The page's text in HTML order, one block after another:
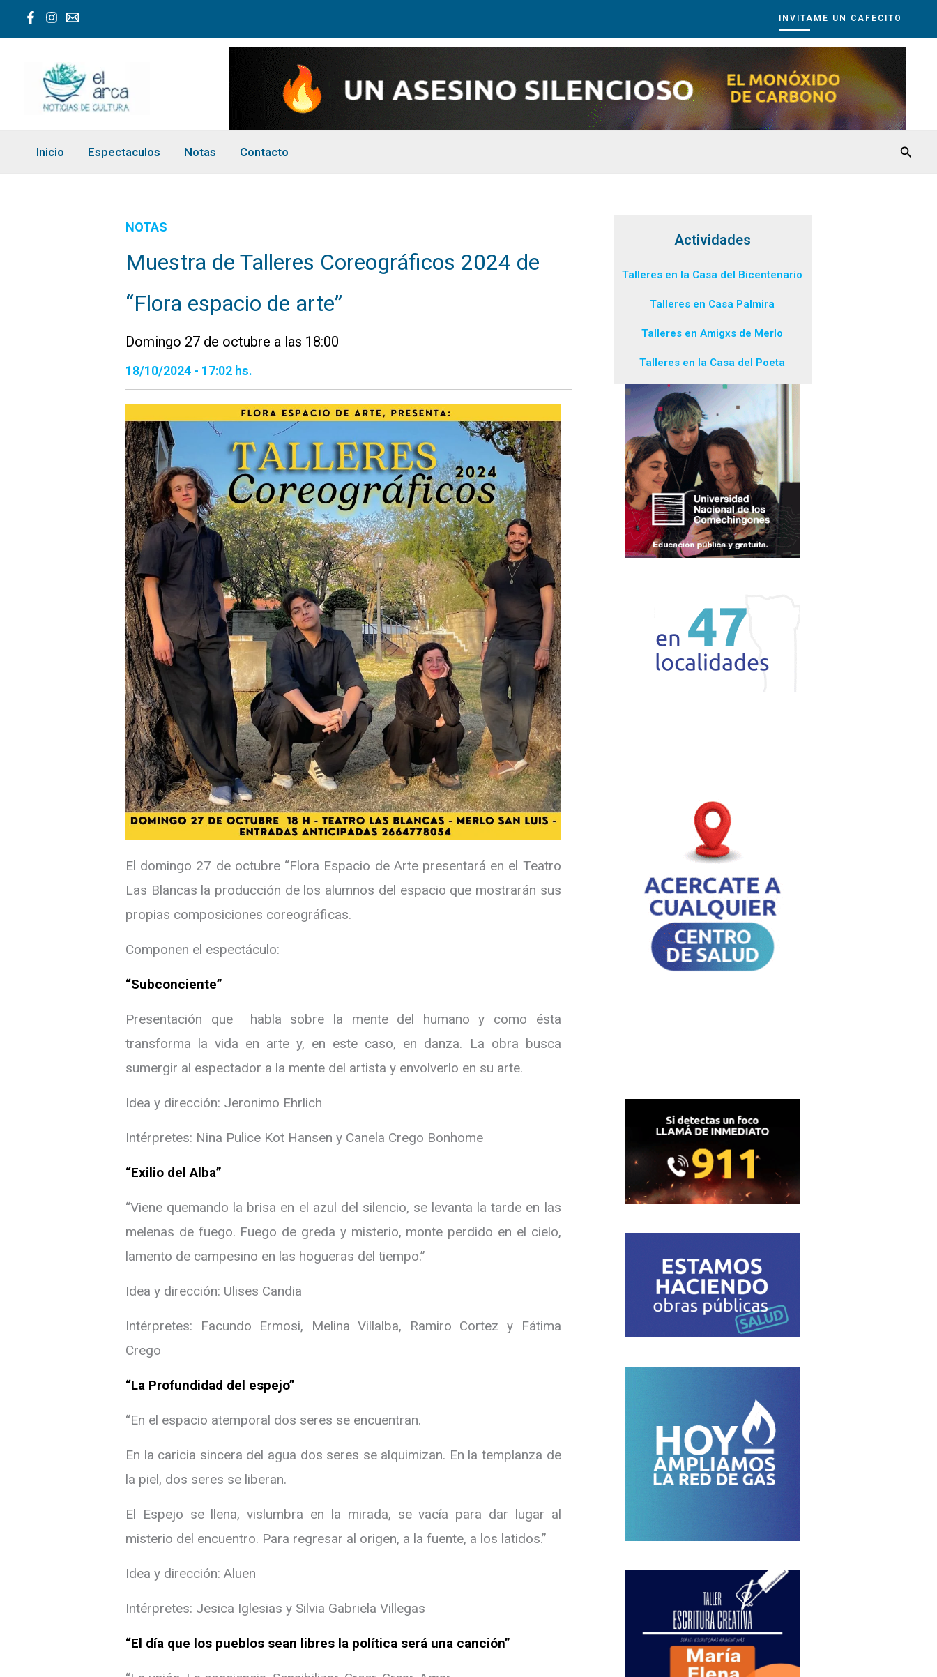
INVITAME UN CAFECITO
Inicio Espectaculos Notas Contacto
NOTAS
Muestra de Talleres Coreográficos 2024 de
“Flora espacio de arte”
Domingo 27 de octubre a las 18:00
18/10/2024 - 17:02 hs.
El domingo 27 de octubre “Flora Espacio de Arte presentará en el Teatro
Las Blancas la producción de los alumnos del espacio que mostrarán sus
propias composiciones coreográficas.
Componen el espectáculo:
“Subconciente”
Presentación que habla sobre la mente del humano y como ésta
transforma la vida en arte y, en este caso, en danza. La obra busca
sumergir al espectador a la mente del artista y envolverlo en su arte.
Idea y dirección: Jeronimo Ehrlich
Intérpretes: Nina Pulice Kot Hansen y Canela Crego Bonhome
“Exilio del Alba”
“Viene quemando la brisa en el azul del silencio, se levanta la tarde en las
melenas de fuego. Fuego de greda y misterio, monte perdido en el cielo,
lamento de campesino en las hogueras del tiempo.”
Idea y dirección: Ulises Candia
Intérpretes: Facundo Ermosi, Melina Villalba, Ramiro Cortez y Fátima
Crego
“La Profundidad del espejo”
“En el espacio atemporal dos seres se encuentran.
En la caricia sincera del agua dos seres se alquimizan. En la templanza de
la piel, dos seres se liberan.
El Espejo se llena, vislumbra en la mirada, se vacía para dar lugar al
misterio del encuentro. Para regresar al origen, a la fuente, a los latidos.”
Idea y dirección: Aluen
Intérpretes: Jesica Iglesias y Silvia Gabriela Villegas
“El día que los pueblos sean libres la política será una canción”
Actividades
Talleres en la Casa del Bicentenario
Talleres en Casa Palmira
Talleres en Amigxs de Merlo
Talleres en la Casa del Poeta